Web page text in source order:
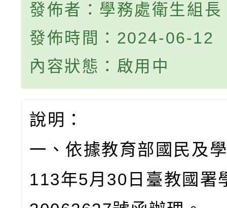
發佈者：學務處衛生組長
發佈時間：2024-06-12
內容狀態：啟用中
說明：
一、依據教育部國民及
113年5月30日臺教國署